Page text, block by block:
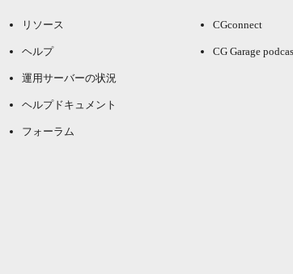
リソース
ヘルプ
運用サーバーの状況
ヘルプドキュメント
フォーラム
CGconnect
CG Garage